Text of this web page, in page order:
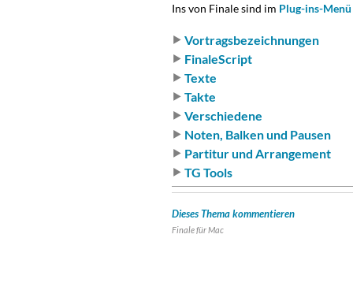
Ins von Finale sind im Plug-ins-Menü
Vortragsbezeichnungen
FinaleScript
Texte
Takte
Verschiedene
Noten, Balken und Pausen
Partitur und Arrangement
TG Tools
Dieses Thema kommentieren
Finale fürMac